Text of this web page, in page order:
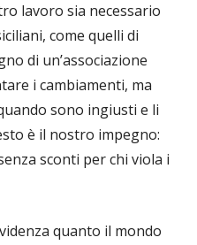
lavoro sia necessario
come quelli di
di un’associazione
i cambiamenti, ma
sono ingiusti e li
è il nostro impegno:
sconti per chi viola i
quanto il mondo